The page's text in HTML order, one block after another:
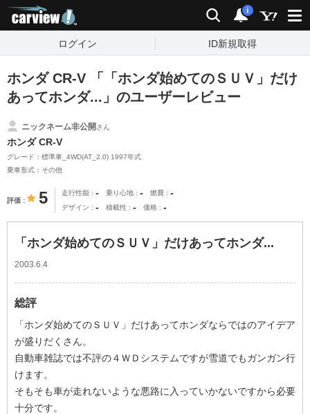
検索 通知
i
ログイン ID新規取得
ホンダ CR-V 「「ホンダ始めてのＳＵＶ」だけ
あってホンダ...」のユーザーレビュー
ニックネーム非公開さん
ホンダ CR-V
グレード：標準車_4WD(AT_2.0) 1997年式
乗車形式：その他
評価 5 走行性能 - 乗り心地 - 燃費 -
デザイン - 積載性 - 価格 -
「ホンダ始めてのＳＵＶ」だけあってホンダ...
2003.6.4
総評
「ホンダ始めてのＳＵＶ」だけあってホンダならではのアイデア
が盛りだくさん。
自動車雑誌では不評の４ＷＤシステムですが雪道でもガンガン行
けます。
そもそも車が走れないような悪路に入っていかないですから必要
十分です。